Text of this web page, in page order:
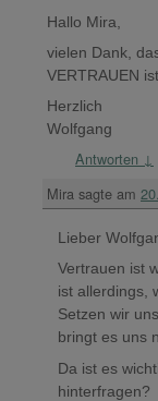
Hallo Mira,
vielen Dank,
VERTRAUEN
Herzlich
Wolfgang
Antworten ↓
Mira sagte am
Lieber
Vertrauen ist
ist allerdings,
Setzen wir
bringt es uns
Da ist es
hinterfragen?